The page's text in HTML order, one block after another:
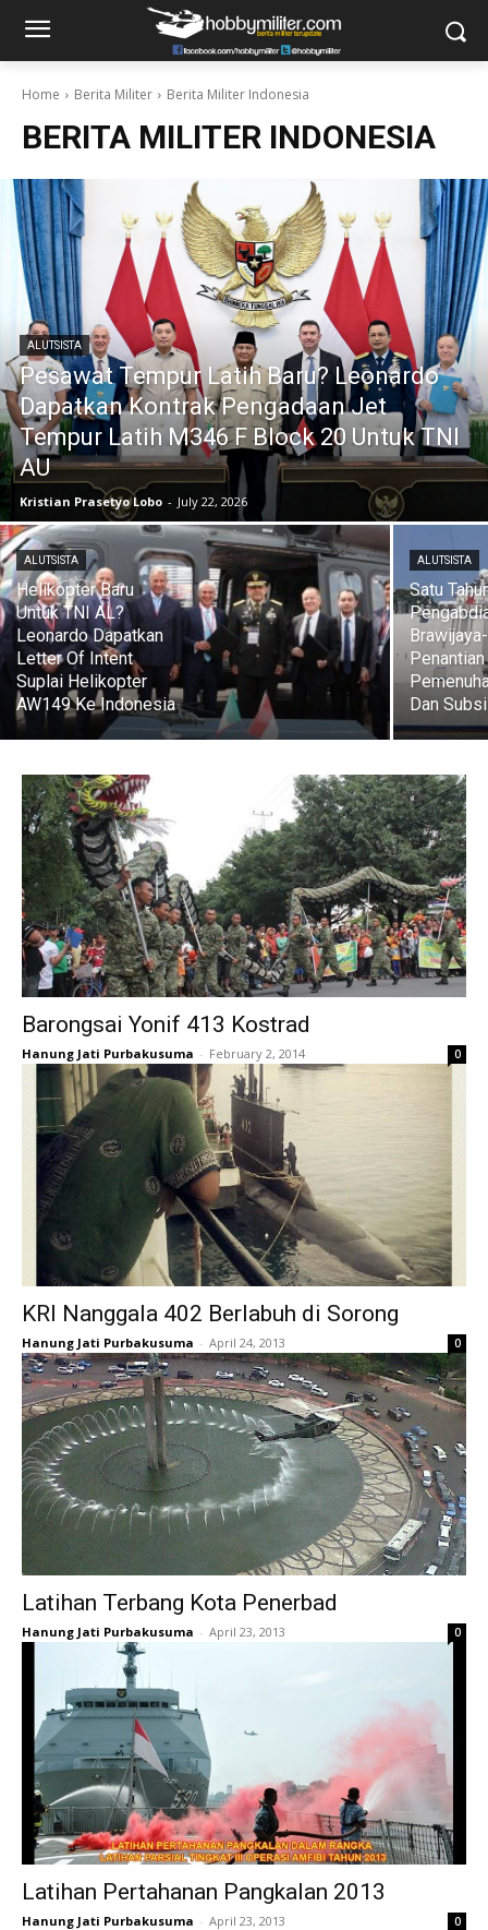
Home Berita Militer Berita Militer Indonesia
BERITA MILITER INDONESIA
ALUTSISTA
Pesawat Tempur Latih Baru? Leonardo
Dapatkan Kontrak Pengadaan Jet
Tempur Latih M346 F Block 20 Untuk TNI
AU
Kristian Prasetyo Lobo - July 22, 2026
ALUTSISTA
Helikopter Baru
Untuk TNI AL?
Leonardo Dapatkan
Letter Of Intent
Suplai Helikopter
AW149 Ke Indonesia
ALUTSISTA
Satu
Dan
Barongsai Yonif 413 Kostrad
Hanung Jati Purbakusuma - February 2, 2014 0
KRI Nanggala 402 Berlabuh di Sorong
Hanung Jati Purbakusuma - April 24, 2013 0
Latihan Terbang Kota Penerbad
Hanung Jati Purbakusuma - April 23, 2013 0
Latihan Pertahanan Pangkalan 2013
Hanung Jati Purbakusuma - April 23, 2013 0